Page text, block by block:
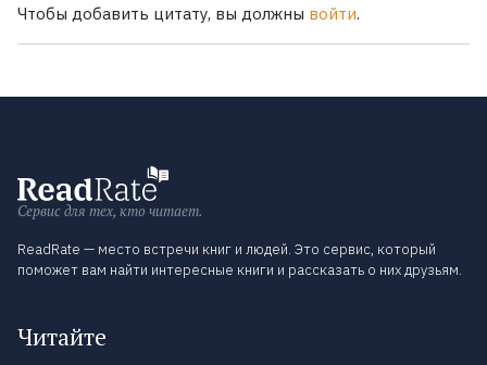
Чтобы добавить цитату, вы должны войти.
Сервис для тех, кто читает.
ReadRate — место встречи книг и людей. Это сервис, который
поможет вам найти интересные книги и рассказать о них друзьям.
Читайте